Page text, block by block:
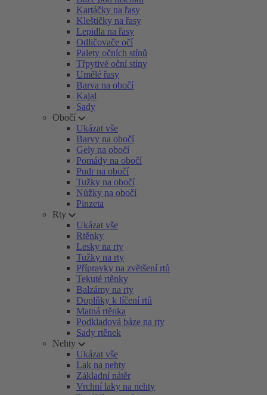
Kartáčky na řasy
Kleštičky na řasy
Lepidla na řasy
Odličovače očí
Palety očních stínů
Třpytivé oční stíny
Umělé řasy
Barva na obočí
Kajal
Sady
Obočí
Ukázat vše
Barvy na obočí
Gely na obočí
Pomády na obočí
Pudr na obočí
Tužky na obočí
Nůžky na obočí
Pinzeta
Rty
Ukázat vše
Rtěnky
Lesky na rty
Tužky na rty
Přípravky na zvětšení rtů
Tekuté rtěnky
Balzámy na rty
Doplňky k líčení rtů
Matná rtěnka
Podkladová báze na rty
Sady rtěnek
Nehty
Ukázat vše
Lak na nehty
Základní nátěr
Vrchní laky na nehty